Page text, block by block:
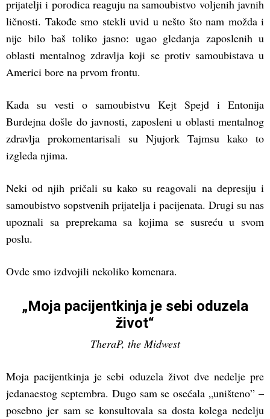
prijatelji i porodica reaguju na samoubistvo voljenih javnih
ličnosti. Takođe smo stekli uvid u nešto što nam možda i
nije bilo baš toliko jasno: ugao gledanja zaposlenih u
oblasti mentalnog zdravlja koji se protiv samoubistava u
Americi bore na prvom frontu.
Kada su vesti o samoubistvu Kejt Spejd i Entonija
Burdejna došle do javnosti, zaposleni u oblasti mentalnog
zdravlja prokomentarisali su Njujork Tajmsu kako to
izgleda njima.
Neki od njih pričali su kako su reagovali na depresiju i
samoubistvo sopstvenih prijatelja i pacijenata. Drugi su nas
upoznali sa preprekama sa kojima se susreću u svom
poslu.
Ovde smo izdvojili nekoliko komenara.
„Moja pacijentkinja je sebi oduzela
život“
TheraP, the Midwest
Moja pacijentkinja je sebi oduzela život dve nedelje pre
jedanaestog septembra. Dugo sam se osećala „uništeno” –
posebno jer sam se konsultovala sa dosta kolega nedelju